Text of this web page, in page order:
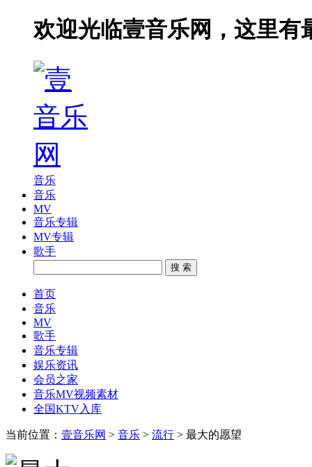
欢迎光临壹音乐网，这里有
音乐
音乐
MV
音乐专辑
MV专辑
歌手
搜 索
首页
音乐
MV
歌手
音乐专辑
娱乐资讯
会员之家
音乐MV视频素材
全国KTV入库
当前位置： 壹音乐网 > 音乐 > 流行 > 最大的愿望